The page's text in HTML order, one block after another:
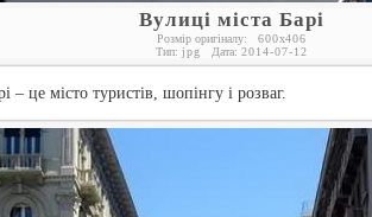
Вулиці міста Барі
Розмір оригіналу: 600x406
Тип: jpg Дата: 2014-07-12
– це місто туристів, шопінгу і розваг.